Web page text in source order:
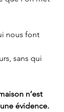
nous font
sans qui
n’est
évidence.